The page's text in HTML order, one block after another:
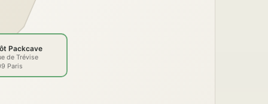
Packcave
de Trévise
Paris